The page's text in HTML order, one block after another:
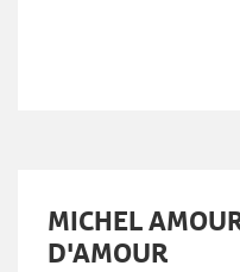
MICHEL
D'AMOUR